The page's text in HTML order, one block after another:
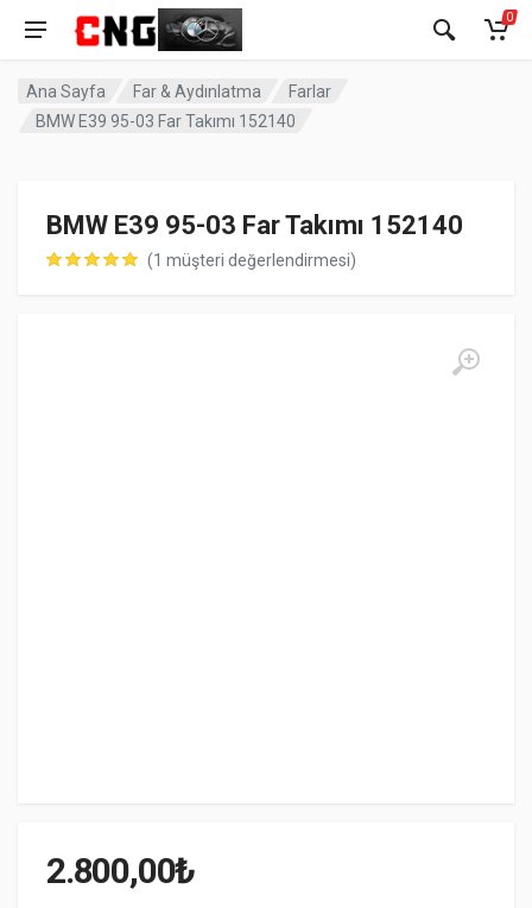
0
Ana Sayfa Far & Aydınlatma
Farlar
BMW E39 95-03 Far Takımı 152140
BMW E39 95-03 Far Takımı 152140
(1 müşteri değerlendirmesi)
2.800,00₺